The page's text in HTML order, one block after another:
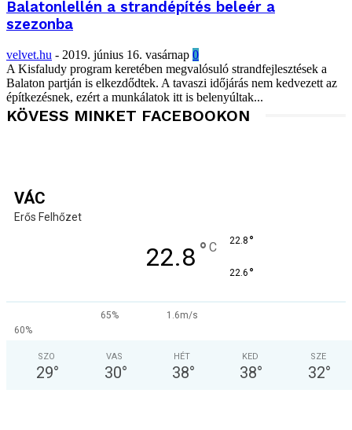
Balatonlellén a strandépítés beleér a
szezonba
velvet.hu - 2019. június 16. vasárnap 0
A Kisfaludy program keretében megvalósuló strandfejlesztések a
Balaton partján is elkezdődtek. A tavaszi időjárás nem kedvezett az
építkezésnek, ezért a munkálatok itt is belenyúltak...
KÖVESS MINKET FACEBOOKON
VÁC
Erős Felhőzet
22.8 ° C 22.8 °
22.6 °
65%
1.6m/s
60%
SZO
29°
VAS
30°
HÉT
38°
KED
38°
SZE
32°